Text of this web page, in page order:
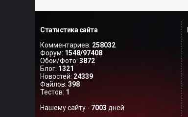
Статистика сайта
Комментариев: 258032
Форум: 1548/97408
Обои/Фото: 3872
Блог: 1321
Новостей: 24339
Файлов: 398
Тестов: 1
Нашему сайту - 7003 дней